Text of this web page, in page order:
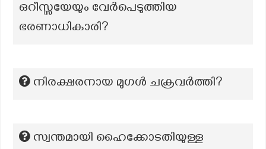
ഒറീസ്സയേയും വേർപെടുത്തിയ
ഭരണാധികാരി?
നിരക്ഷരനായ മുഗൾ ചക്രവർത്തി?
സ്വന്തമായി ഹൈക്കോടതിയുള്ള